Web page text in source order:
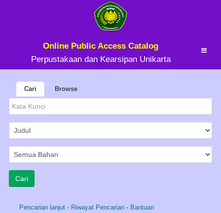
Online Public Access Catalog
Perpustakaan dan Kearsipan Unikarta
Cari Browse
Pencarian lanjut - Riwayat Pencarian - Bantuan